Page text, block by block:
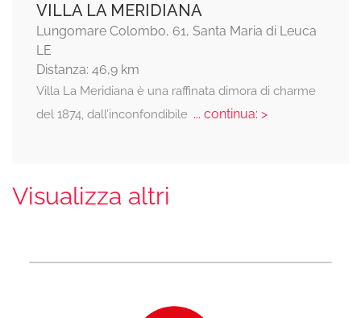
VILLA LA MERIDIANA
Lungomare Colombo, 61, Santa Maria di Leuca
LE
Distanza: 46,9 km
Villa La Meridiana è una raffinata dimora di charme
del 1874, dall’inconfondibile... continua: >
Visualizza altri